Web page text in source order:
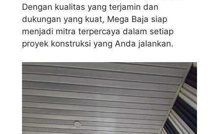
Dengan kualitas yang terjamin dan
dukungan yang kuat, Mega Baja siap
menjadi mitra terpercaya dalam setiap
proyek konstruksi yang Anda jalankan.